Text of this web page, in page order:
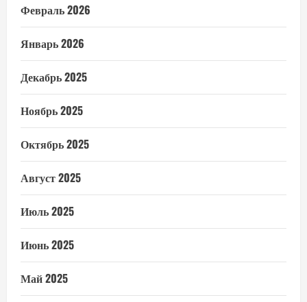
Февраль 2026
Январь 2026
Декабрь 2025
Ноябрь 2025
Октябрь 2025
Август 2025
Июль 2025
Июнь 2025
Май 2025